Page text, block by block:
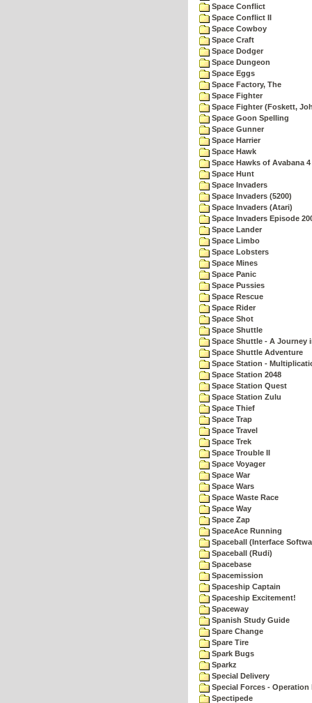
Space Conflict
Space Conflict II
Space Cowboy
Space Craft
Space Dodger
Space Dungeon
Space Eggs
Space Factory, The
Space Fighter
Space Fighter (Foskett,
Space Goon Spelling
Space Gunner
Space Harrier
Space Hawk
Space Hawks of Avabana 4
Space Hunt
Space Invaders
Space Invaders (5200)
Space Invaders (Atari)
Space Invaders Episode
Space Lander
Space Limbo
Space Lobsters
Space Mines
Space Panic
Space Pussies
Space Rescue
Space Rider
Space Shot
Space Shuttle
Space Shuttle - A Journey
Space Shuttle Adventure
Space Station -
Space Station 2048
Space Station Quest
Space Station Zulu
Space Thief
Space Trap
Space Travel
Space Trek
Space Trouble II
Space Voyager
Space War
Space Wars
Space Waste Race
Space Way
Space Zap
SpaceAce Running
Spaceball (Interface
Spaceball (Rudi)
Spacebase
Spacemission
Spaceship Captain
Spaceship Excitement!
Spaceway
Spanish Study Guide
Spare Change
Spare Tire
Spark Bugs
Sparkz
Special Delivery
Special Forces - Operation
Spectipede